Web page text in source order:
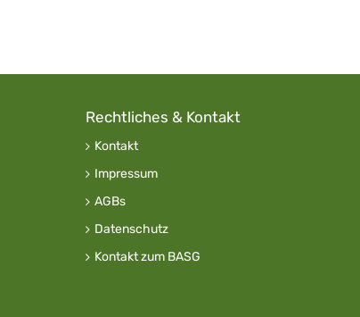
Rechtliches & Kontakt
Kontakt
Impressum
AGBs
Datenschutz
Kontakt zum BASG